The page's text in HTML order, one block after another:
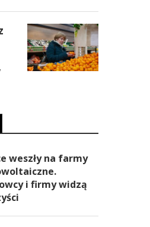
weszły na farmy
i firmy widzą